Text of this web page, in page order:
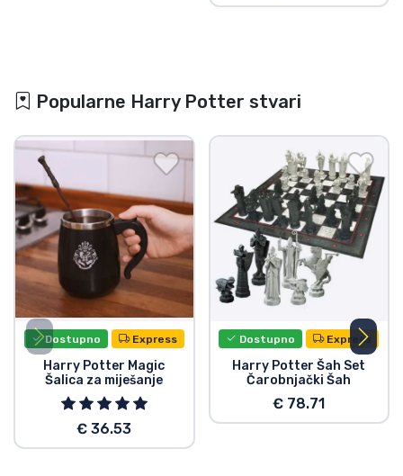
Popularne Harry Potter stvari
Dostupno Express
Harry Potter Magic
Šalica za miješanje
€ 36.53
Dostupno Express
Harry Potter Šah Set
Čarobnjački Šah
€ 78.71